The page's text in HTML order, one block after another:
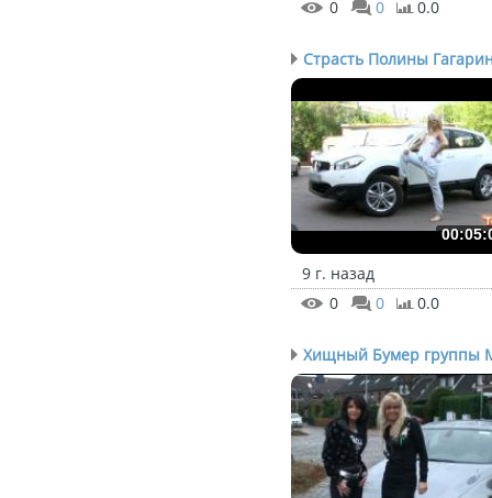
0
0 0.0
Страсть Полины
9 г. назад
0
0 0.0